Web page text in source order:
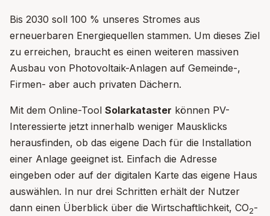
Bis 2030 soll 100 % unseres Stromes aus
erneuerbaren Energiequellen stammen. Um dieses Ziel
zu erreichen, braucht es einen weiteren massiven
Ausbau von Photovoltaik-Anlagen auf Gemeinde-,
Firmen- aber auch privaten Dächern.
Mit dem Online-Tool Solarkataster können PV-
Interessierte jetzt innerhalb weniger Mausklicks
herausfinden, ob das eigene Dach für die Installation
einer Anlage geeignet ist. Einfach die Adresse
eingeben oder auf der digitalen Karte das eigene Haus
auswählen. In nur drei Schritten erhält der Nutzer
dann einen Überblick über die Wirtschaftlichkeit, CO2-